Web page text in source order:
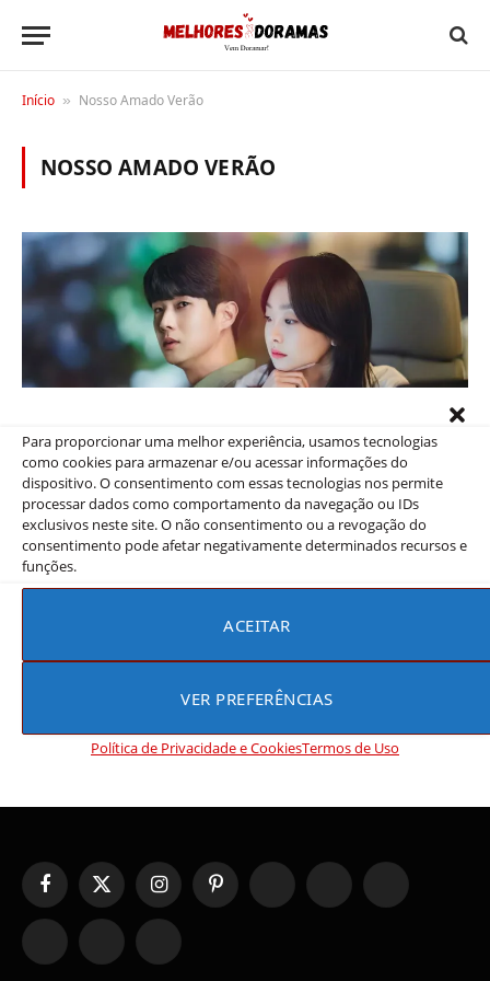
Para proporcionar uma melhor experiência, usamos tecnologias
como cookies para armazenar e/ou acessar informações do
dispositivo. O consentimento com essas tecnologias nos permite
processar dados como comportamento da navegação ou IDs
exclusivos neste site. O não consentimento ou a revogação do
consentimento pode afetar negativamente determinados recursos e
funções.
ACEITAR
VER PREFERÊNCIAS
Política de Privacidade e CookiesTermos de Uso
Início » Nosso Amado Verão
NOSSO AMADO VERÃO
DICAS
Antes de dormir: 5 doramas asiáticos
perfeitos para assistir à noite
Rebeca Rios
Doramas asiáticos perfeitos para assistir à noite
FacebookX
(Twitter)
InstagramPinterest YouTube Tumblr WhatsApp
TikTok Telegram Threads